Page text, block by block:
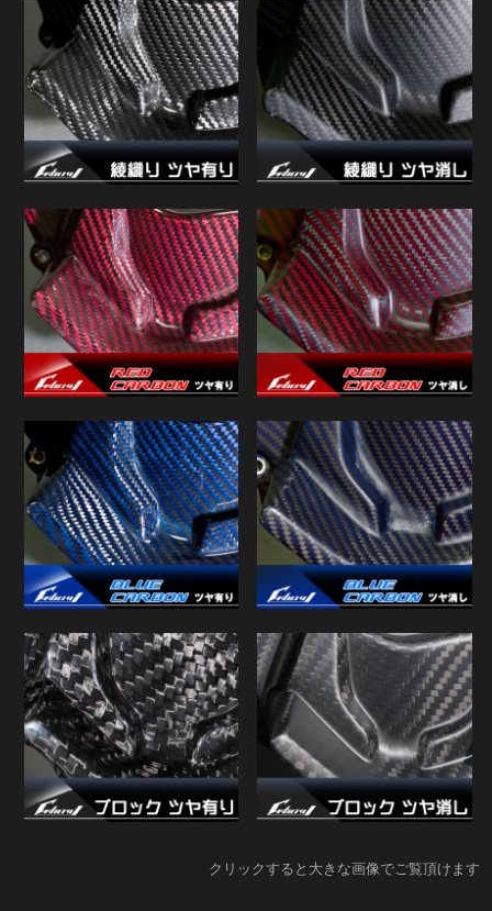
クリックすると大きな画像でご覧頂けます